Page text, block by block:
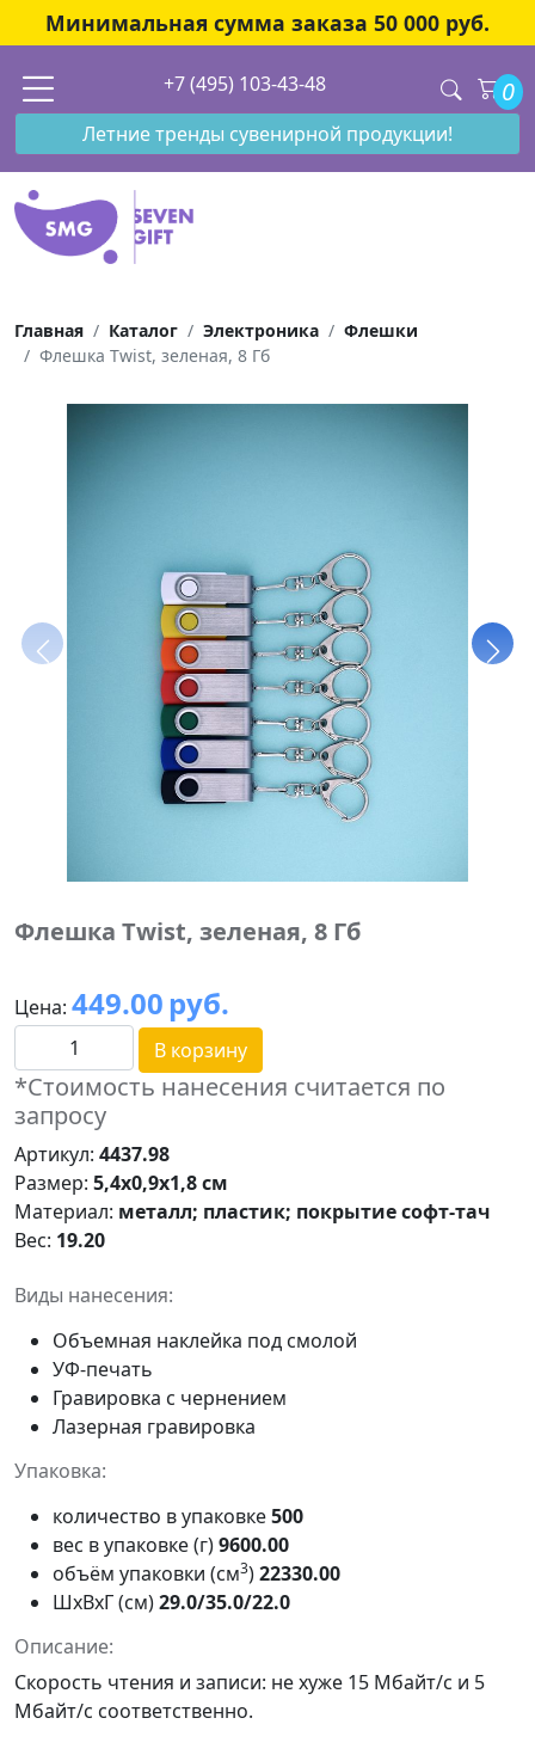
Минимальная сумма заказа 50 000 руб.
+7 (495) 103-43-48 0
Летние тренды сувенирной продукции!
Главная Каталог Электроника
Флешки
Флешка Twist, зеленая, 8 Гб
Флешка Twist, зеленая, 8 Гб
Цена: 449.00 руб.
В корзину
*Стоимость нанесения считается по
запросу
Артикул: 4437.98
Размер: 5,4х0,9х1,8 см
Материал: металл; пластик; покрытие софт-тач
Вес: 19.20
Виды нанесения:
Объемная наклейка под смолой
УФ-печать
Гравировка с чернением
Лазерная гравировка
Упаковка:
количество в упаковке500
вес в упаковке (г)9600.00
объём упаковки (см3)22330.00
ШxВxГ (см)29.0/35.0/22.0
Описание:
Скорость чтения и записи: не хуже 15 Мбайт/с и 5
Мбайт/с соответственно.